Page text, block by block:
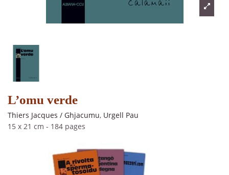
L’omu verde
Thiers Jacques / Ghjacumu, Urgell Pau
15 x 21 cm - 184 pages